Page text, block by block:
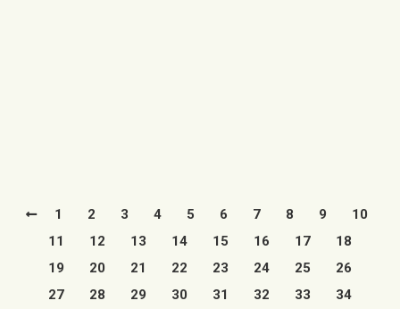
1 2 3 4 5 6 7 8 9
10
11
12 13 14 15 16 17
18
19
20 21 22 23 24 25
26
27
28 29 30 31 32 33
34